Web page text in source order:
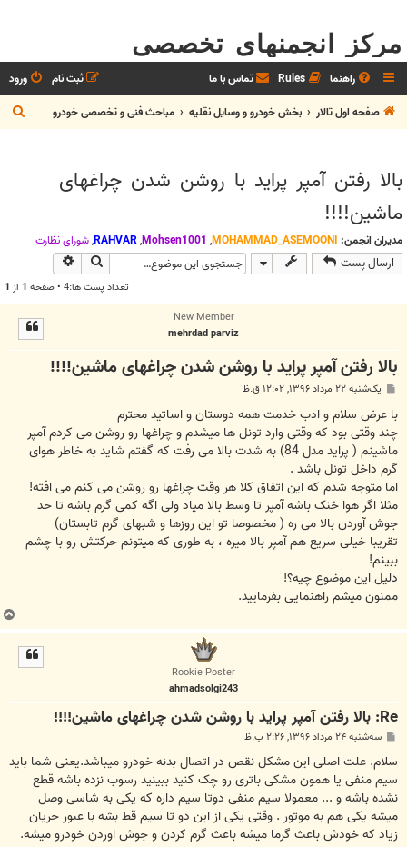
مرکز انجمنهای تخصصی
راهنما Rules تماس با ما ورود
ثبت نام
صفحه اول تالار
بخش خودرو و وسايل نقليه مباحث فنی و تخصصی خودرو
س
بالا رفتن آمپر پراید با روشن شدن چراغهای
ماشین!!!!
مدیران انجمن: MOHAMMAD_ASEMOONI
,
Mohsen1001
,
RAHVAR
,شوراي نظارت
ارسال پست جستجو
تعداد پست ها:4 • صفحه 1 از 1
New Member
mehrdad parviz
بالا رفتن آمپر پراید با روشن شدن چراغهای ماشین!!!!
ت
یک‌شنبه ۲۲ مرداد ۱۳۹۶, ۱۲:۰۲ ق.ظ
با عرض سلام و ادب خدمت همه دوستان و اساتید محترم
چند وقتی بود که وقتی وارد تونل ها میشدم و چراغها رو روشن می کردم آمپر
ماشینم ( پراید مدل 84) به شدت بالا می رفت که گفتم شاید به خاطر هوای
گرم داخل تونل باشد .
اما متوجه شدم که این اتفاق کلا هر وقت چراغها رو روشن می کنم می افته!
مثلا اگر هوا خنک باشه آمپر تا وسط بالا میاد ولی اگه کمی گرم باشه تا حد
جوش آوردن بالا می ره ( مخصوصا تو این روزها و شبهای گرم تابستان)
تقریبا خیلی سریع هم آمپر بالا میره ، به طوری که میتونم حرکتش رو با چشم
ببینم!
دلیل این موضوع چیه؟!
ممنون میشم راهنمایی بفرمایید.
Rookie Poster
ahmadsolgi243
Re: بالا رفتن آمپر پراید با روشن شدن چراغهای ماشین!!!!
ت
سه‌شنبه ۲۴ مرداد ۱۳۹۶, ۲:۲۶ ب.ظ
سلام. علت اصلی این مشکل نقص در اتصال بدنه خودرو میباشد.یعنی شما باید
سیم منفی یا همون مشکی باتری رو چک کنید ببینید رسوب نزده باشه قطع
نشده باشه و ... معمولا سیم منفی دوتا سیم داره که یکی به شاسی وصل
میشه یکی هم به موتور . وقتی یکی از این دو تا سیم قط بشه با عبور جریان
زیاد که خودش باعث گرما میشه باعث گرم کردن و جوش اوردن خودرو میشه.